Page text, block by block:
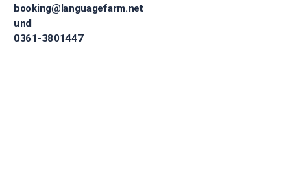
booking@languagefarm.net
und
0361-3801447